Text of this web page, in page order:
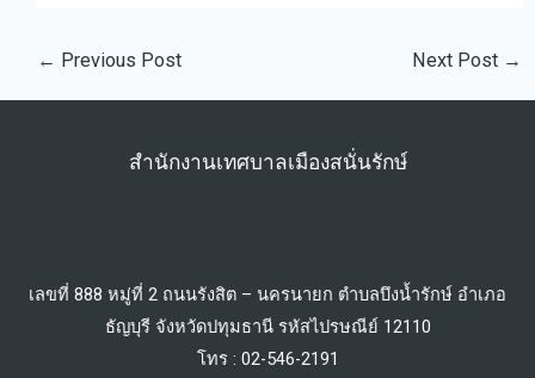
← Previous Post Next Post →
สำนักงานเทศบาลเมืองสนั่นรักษ์
เลขที่ 888 หมู่ที่ 2 ถนนรังสิต – นครนายก ตำบลบึงน้ำรักษ์ อำเภอ
ธัญบุรี จังหวัดปทุมธานี รหัสไปรษณีย์ 12110
โทร : 02-546-2191